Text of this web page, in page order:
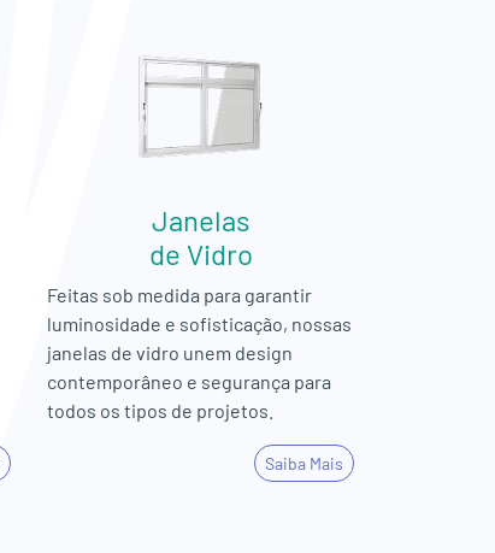
Janelas
de Vidro
Feitas sob medida para garantir
luminosidade e sofisticação, nossas
janelas de vidro unem design
contemporâneo e segurança para
todos os tipos de projetos.
Saiba Mais